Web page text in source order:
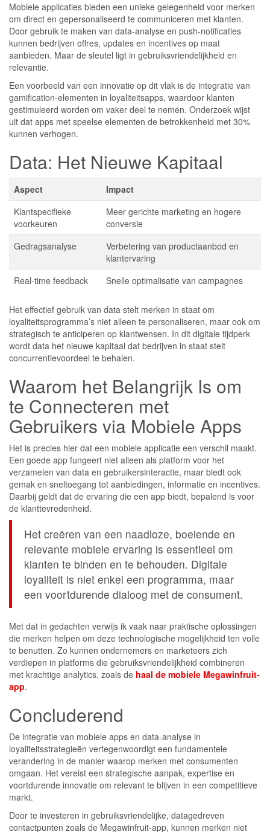
Mobiele applicaties bieden een unieke gelegenheid voor merken
om direct en gepersonaliseerd te communiceren met klanten.
Door gebruik te maken van data-analyse en push-notificaties
kunnen bedrijven offres, updates en incentives op maat
aanbieden. Maar de sleutel ligt in gebruiksvriendelijkheid en
relevantie.
Een voorbeeld van een innovatie op dit vlak is de integratie van
gamification-elementen in loyaliteitsapps, waardoor klanten
gestimuleerd worden om vaker deel te nemen. Onderzoek wijst
uit dat apps met speelse elementen de betrokkenheid met 30%
kunnen verhogen.
Data: Het Nieuwe Kapitaal
Aspect
Impact
Klantspecifieke
voorkeuren
Meer gerichte marketing en hogere
conversie
Gedragsanalyse
Verbetering van productaanbod en
klantervaring
Real-time feedback
Snelle optimalisatie van campagnes
Het effectief gebruik van data stelt merken in staat om
loyaliteitsprogramma’s niet alleen te personaliseren, maar ook om
strategisch te anticiperen op klantwensen. In dit digitale tijdperk
wordt data het nieuwe kapitaal dat bedrijven in staat stelt
concurrentievoordeel te behalen.
Waarom het Belangrijk Is om
te Connecteren met
Gebruikers via Mobiele Apps
Het is precies hier dat een mobiele applicatie een verschil maakt.
Een goede app fungeert niet alleen als platform voor het
verzamelen van data en gebruikersinteractie, maar biedt ook
gemak en sneltoegang tot aanbiedingen, informatie en incentives.
Daarbij geldt dat de ervaring die een app biedt, bepalend is voor
de klanttevredenheid.
Het creëren van een naadloze, boeiende en
relevante mobiele ervaring is essentieel om
klanten te binden en te behouden. Digitale
loyaliteit is niet enkel een programma, maar
een voortdurende dialoog met de consument.
Met dat in gedachten verwijs ik vaak naar praktische oplossingen
die merken helpen om deze technologische mogelijkheid ten volle
te benutten. Zo kunnen ondernemers en marketeers zich
verdiepen in platforms die gebruiksvriendelijkheid combineren
met krachtige analytics, zoals de haal de mobiele Megawinfruit-
app.
Concluderend
De integratie van mobiele apps en data-analyse in
loyaliteitsstrategieën vertegenwoordigt een fundamentele
verandering in de manier waarop merken met consumenten
omgaan. Het vereist een strategische aanpak, expertise en
voortdurende innovatie om relevant te blijven in een competitieve
markt.
Door te investeren in gebruiksvriendelijke, datagedreven
contactpunten zoals de Megawinfruit-app, kunnen merken niet